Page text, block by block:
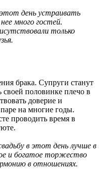
день устраивать
много гостей.
только
брака. Супруги станут
половинке плечо в
доверие и
на многие годы.
проводить время в
в этот день лучше в
и богатое торжество
в отношениях.